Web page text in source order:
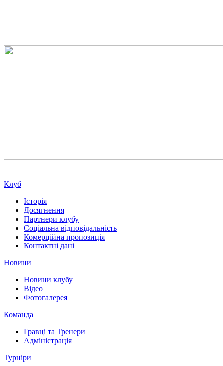
Клуб
Історія
Досягнення
Партнери клубу
Соціальна відповідальність
Комерційна пропозиція
Контактні дані
Новини
Новини клубу
Відео
Фотогалерея
Команда
Гравці та Тренери
Адміністрація
Турніри